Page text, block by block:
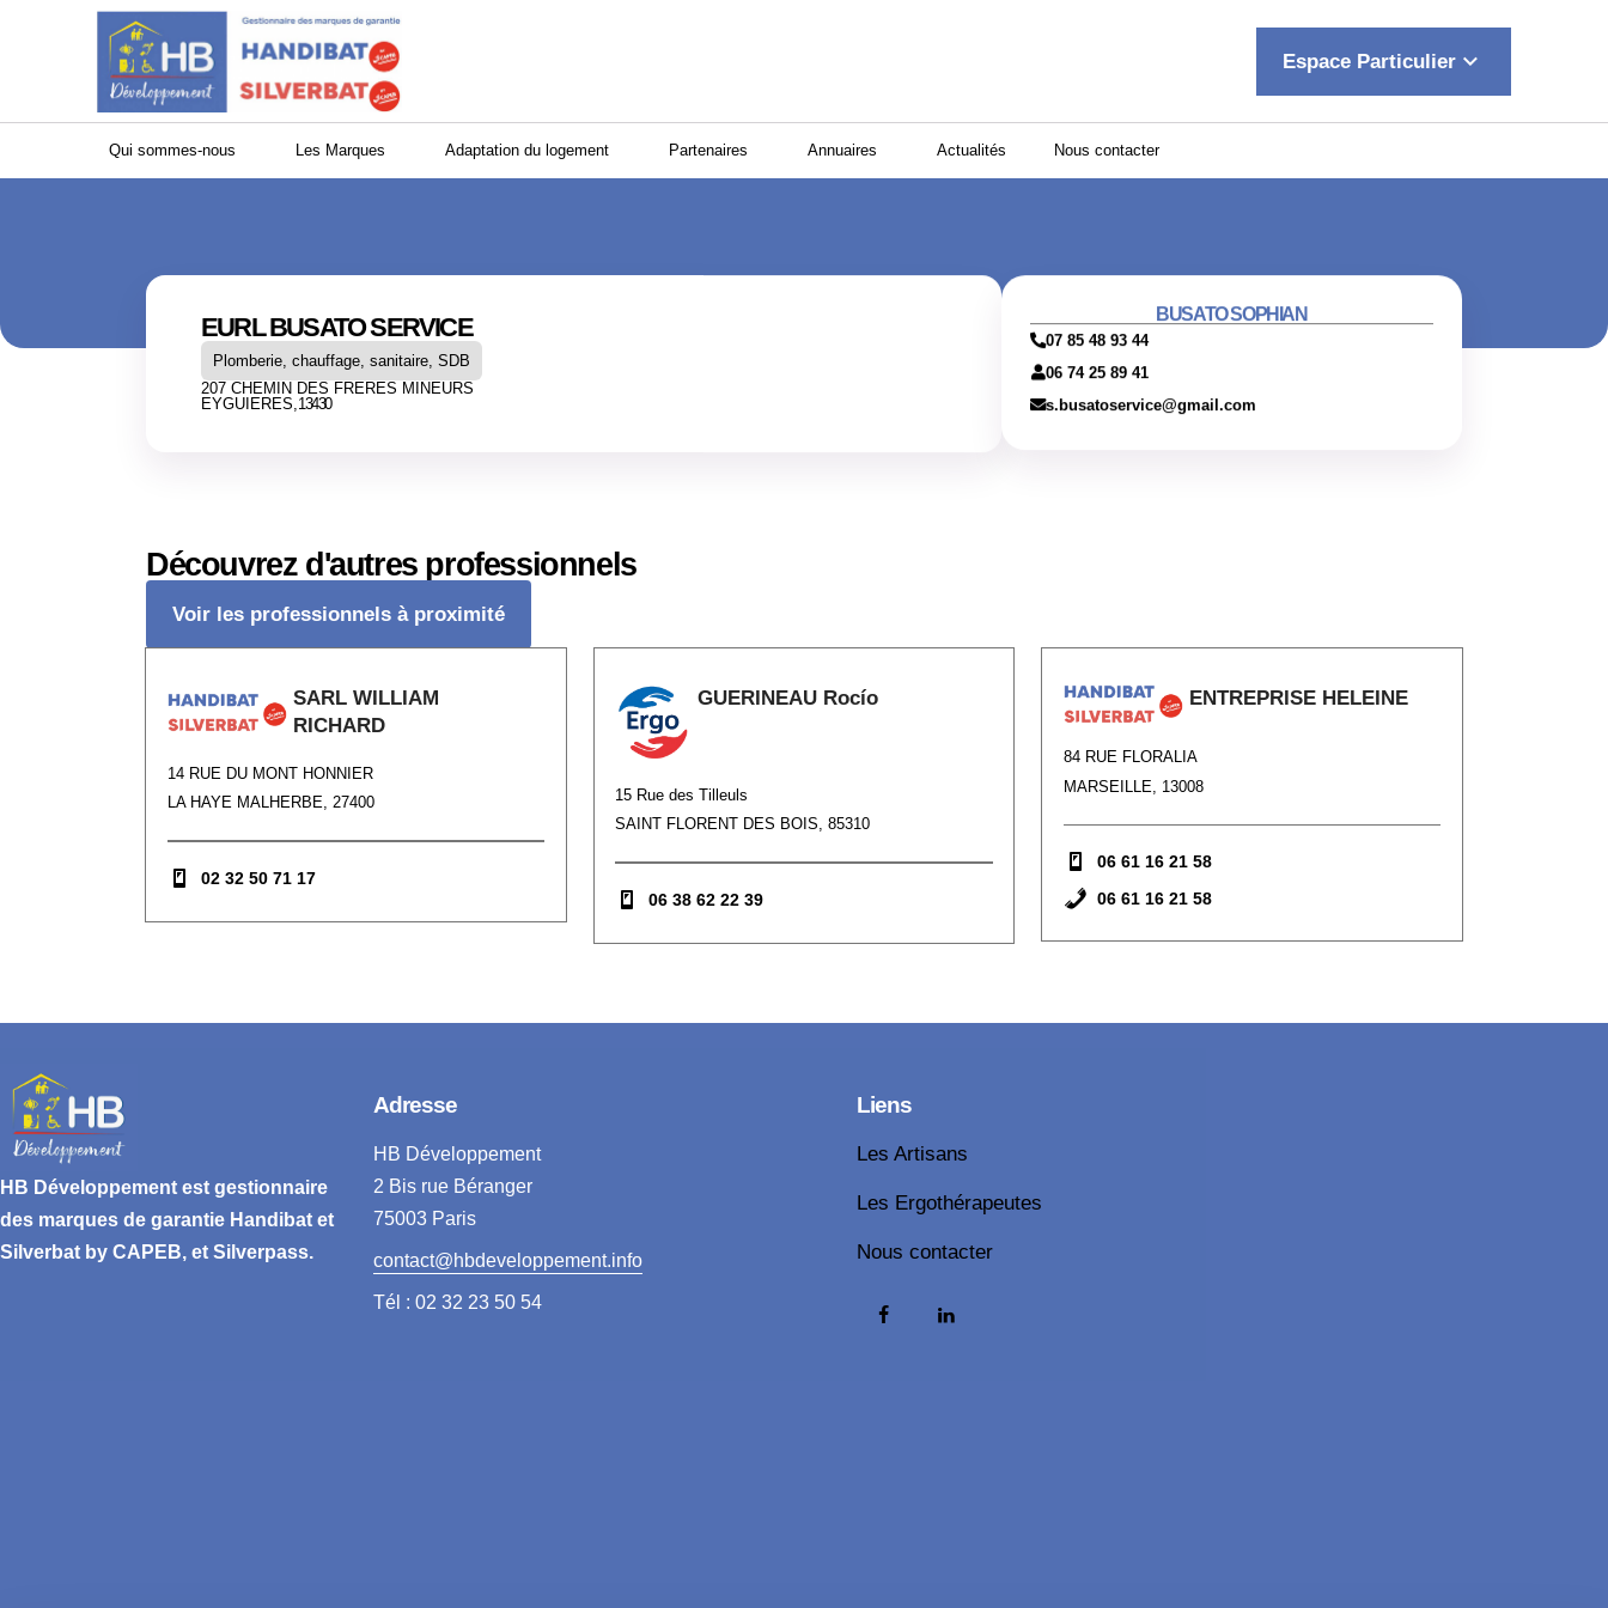
Panneau de gestion des cookies
Espace Particulier keyboard_arrow_down
Qui sommes-nous Les Marques Adaptation du logement Partenaires Annuaires Actualités Nous contacter
EURL BUSATO SERVICE
Plomberie, chauffage, sanitaire, SDB
207 CHEMIN DES FRERES MINEURS
EYGUIERES,13430
BUSATO SOPHIAN
07 85 48 93 44
06 74 25 89 41
s.busatoservice@gmail.com
Découvrez d'autres professionnels
Voir les professionnels à proximité
SARL WILLIAM
RICHARD
14 RUE DU MONT HONNIER
LA HAYE MALHERBE, 27400
02 32 50 71 17
GUERINEAU Rocío
15 Rue des Tilleuls
SAINT FLORENT DES BOIS, 85310
06 38 62 22 39
ENTREPRISE HELEINE
84 RUE FLORALIA
MARSEILLE, 13008
06 61 16 21 58
06 61 16 21 58
HB Développement est gestionnaire
des marques de garantie Handibat et
Silverbat by CAPEB, et Silverpass.
Adresse
HB Développement
2 Bis rue Béranger
75003 Paris
contact@hbdeveloppement.info
Tél : 02 32 23 50 54
Liens
Les Artisans
Les Ergothérapeutes
Nous contacter